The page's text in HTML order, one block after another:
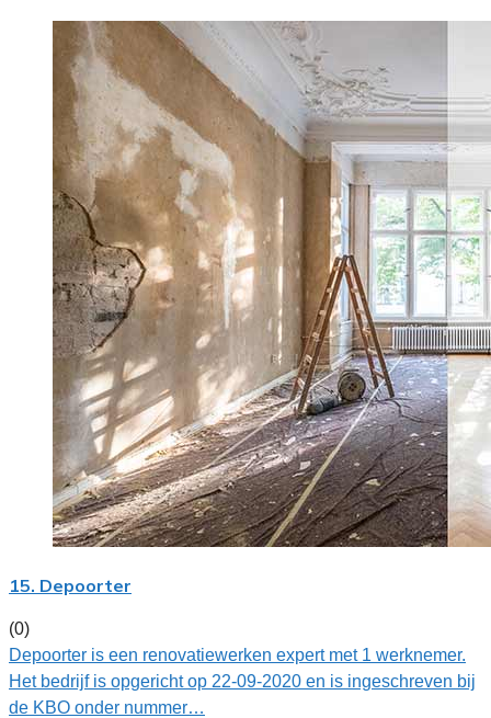
15. Depoorter
(0)
Depoorter is een renovatiewerken expert met 1 werknemer.
Het bedrijf is opgericht op 22-09-2020 en is ingeschreven bij
de KBO onder nummer…